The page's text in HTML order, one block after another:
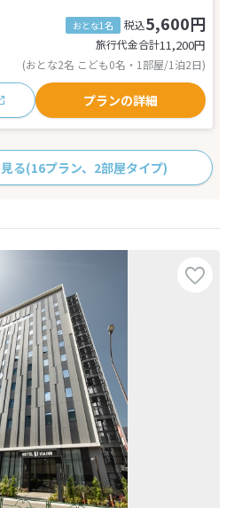
おとな1名 税込5,600円
旅行代金合計11,200円
(おとな2名 こども0名・1部屋/1泊2日)
プランの詳細
る(16プラン、2部屋タイプ)